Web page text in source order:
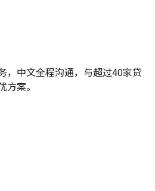
，中文全程沟通，与超过40家贷
案。